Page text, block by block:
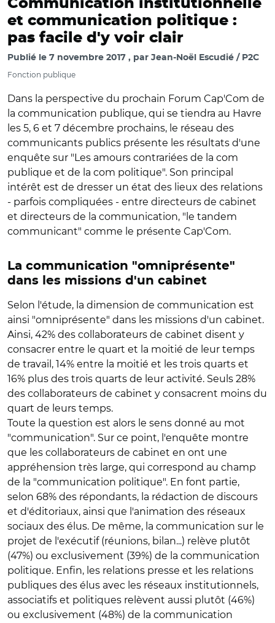
Communication institutionnelle
et communication politique :
pas facile d'y voir clair
Publié le 7 novembre 2017 par Jean-Noël Escudié / P2C
Fonction publique
Dans la perspective du prochain Forum Cap'Com de
la communication publique, qui se tiendra au Havre
les 5, 6 et 7 décembre prochains, le réseau des
communicants publics présente les résultats d'une
enquête sur "Les amours contrariées de la com
publique et de la com politique". Son principal
intérêt est de dresser un état des lieux des relations
- parfois compliquées - entre directeurs de cabinet
et directeurs de la communication, "le tandem
communicant" comme le présente Cap'Com.
La communication "omniprésente"
dans les missions d'un cabinet
Selon l'étude, la dimension de communication est
ainsi "omniprésente" dans les missions d'un cabinet.
Ainsi, 42% des collaborateurs de cabinet disent y
consacrer entre le quart et la moitié de leur temps
de travail, 14% entre la moitié et les trois quarts et
16% plus des trois quarts de leur activité. Seuls 28%
des collaborateurs de cabinet y consacrent moins du
quart de leurs temps.
Toute la question est alors le sens donné au mot
"communication". Sur ce point, l'enquête montre
que les collaborateurs de cabinet en ont une
appréhension très large, qui correspond au champ
de la "communication politique". En font partie,
selon 68% des répondants, la rédaction de discours
et d'éditoriaux, ainsi que l'animation des réseaux
sociaux des élus. De même, la communication sur le
projet de l'exécutif (réunions, bilan...) relève plutôt
(47%) ou exclusivement (39%) de la communication
politique. Enfin, les relations presse et les relations
publiques des élus avec les réseaux institutionnels,
associatifs et politiques relèvent aussi plutôt (46%)
ou exclusivement (48%) de la communication